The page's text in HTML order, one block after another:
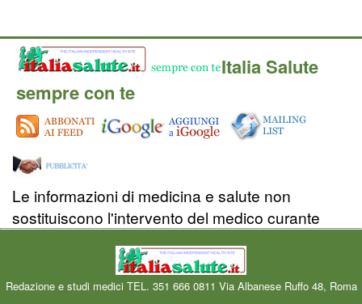
Italia Salute
sempre con te
Le informazioni di medicina e salute non
sostituiscono l'intervento del medico curante
Redazione e studi medici TEL. 351 666 0811 Via Albanese Ruffo 48, Roma